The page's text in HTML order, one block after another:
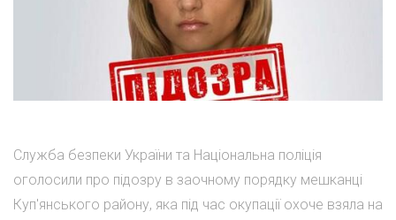
Служба безпеки України та Національна поліція
оголосили про підозру в заочному порядку мешканці
Куп'янського району, яка під час окупації охоче взяла на